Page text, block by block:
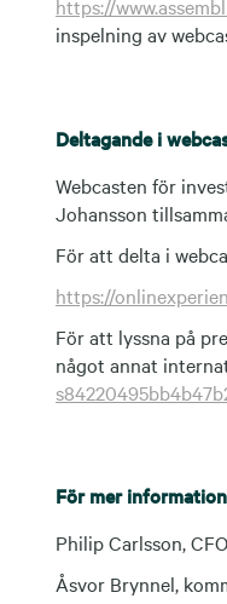
https://
inspelning av
Deltagande i
Webcasten för
Johansson
För att delta i
https://
För att lyssna på
något annat
För mer
Philip Carlsson,
Åsvor Brynnel,